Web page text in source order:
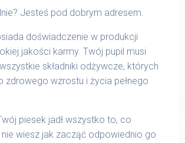
Jesteś pod dobrym adresem.
doświadczenie w produkcji
jakości karmy. Twój pupil musi
składniki odżywcze, których
zdrowego wzrostu i życia pełnego
piesek jadł wszystko to, co
nie wiesz jak zacząć odpowiednio go